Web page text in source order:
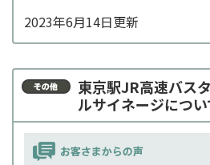
2023年6月14日更新
東京駅JR高速バス
ルサイネージについ